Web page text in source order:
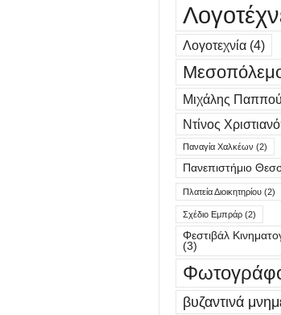
Λογοτεχνία(4)
Μιχάλης
Ντίνος
Παναγία Χαλκέων (2)
Πανεπιστήμιο
Πλατεία Διοικητηρίου(2)
Σχέδιο Εμπράρ(2)
Φεστιβάλ
(3)
βυζαντινά